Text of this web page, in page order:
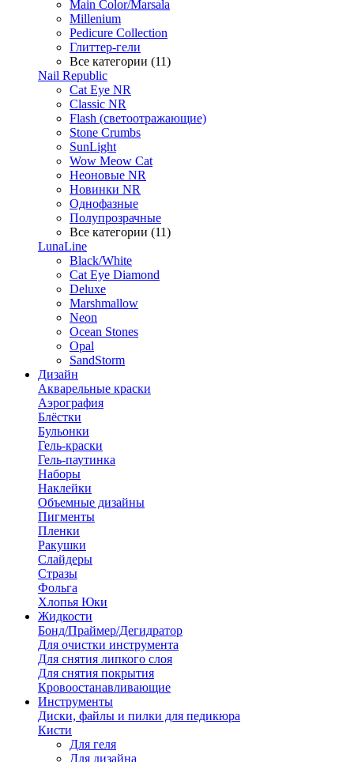
Main Color/Marsala
Millenium
Pedicure Collection
Глиттер-гели
Все категории (11)
Nail Republic
Cat Eye NR
Classic NR
Flash (светоотражающие)
Stone Crumbs
SunLight
Wow Meow Cat
Неоновые NR
Новинки NR
Однофазные
Полупрозрачные
Все категории (11)
LunaLine
Black/White
Cat Eye Diamond
Deluxe
Marshmallow
Neon
Ocean Stones
Opal
SandStorm
Дизайн
Акварельные краски
Аэрография
Блёстки
Бульонки
Гель-краски
Гель-паутинка
Наборы
Наклейки
Объемные дизайны
Пигменты
Пленки
Ракушки
Слайдеры
Стразы
Фольга
Хлопья Юки
Жидкости
Бонд/Праймер/Дегидратор
Для очистки инструмента
Для снятия липкого слоя
Для снятия покрытия
Кровоостанавливающие
Инструменты
Диски, файлы и пилки для педикюра
Кисти
Для геля
Для дизайна